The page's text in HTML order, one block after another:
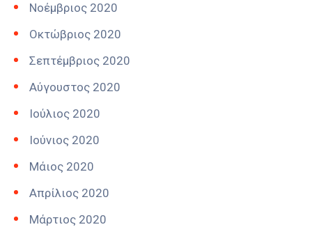
Νοέμβριος 2020
Οκτώβριος 2020
Σεπτέμβριος 2020
Αύγουστος 2020
Ιούλιος 2020
Ιούνιος 2020
Μάιος 2020
Απρίλιος 2020
Μάρτιος 2020